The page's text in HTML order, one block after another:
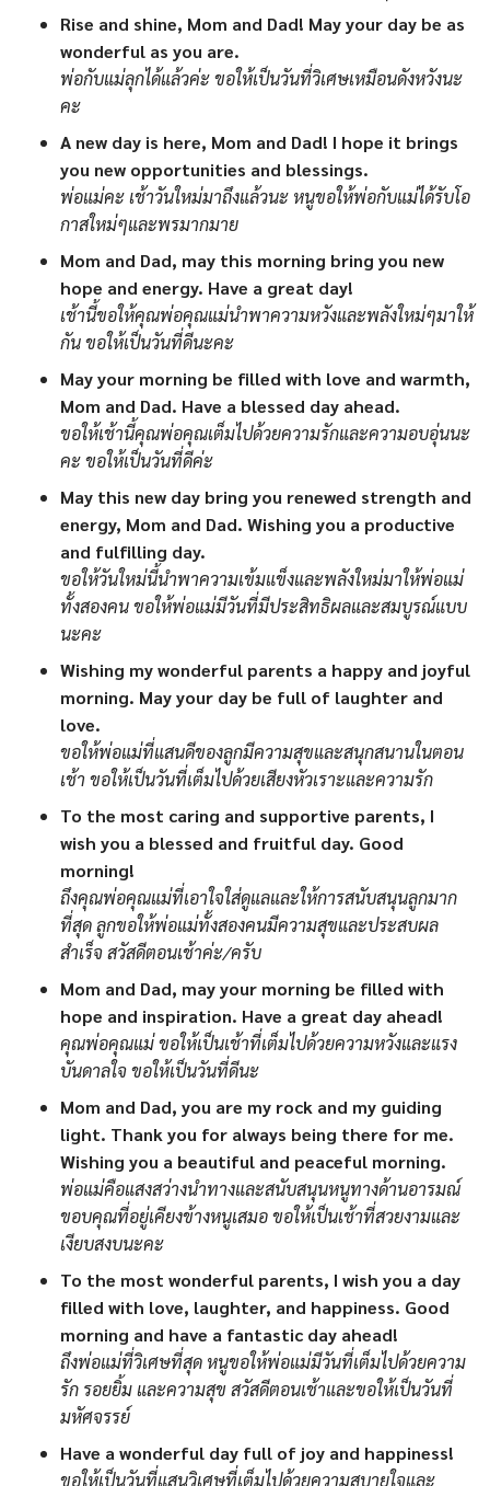
Rise and shine, Mom and Dad! May your day be as
wonderful as you are.
พ่อกับแม่ลุกได้แล้วค่ะ ขอให้เป็นวันที่วิเศษเหมือนดังหวังนะ
คะ
A new day is here, Mom and Dad! I hope it brings
you new opportunities and blessings.
พ่อแม่คะ เช้าวันใหม่มาถึงแล้วนะ หนูขอให้พ่อกับแม่ได้รับโอ
กาสใหม่ๆและพรมากมาย
Mom and Dad, may this morning bring you new
hope and energy. Have a great day!
เช้านี้ขอให้คุณพ่อคุณแม่นำพาความหวังและพลังใหม่ๆมาให้
กัน ขอให้เป็นวันที่ดีนะคะ
May your morning be filled with love and warmth,
Mom and Dad. Have a blessed day ahead.
ขอให้เช้านี้คุณพ่อคุณเต็มไปด้วยความรักและความอบอุ่นนะ
คะ ขอให้เป็นวันที่ดีค่ะ
May this new day bring you renewed strength and
energy, Mom and Dad. Wishing you a productive
and fulfilling day.
ขอให้วันใหม่นี้นำพาความเข้มแข็งและพลังใหม่มาให้พ่อแม่
ทั้งสองคน ขอให้พ่อแม่มีวันที่มีประสิทธิผลและสมบูรณ์แบบ
นะคะ
Wishing my wonderful parents a happy and joyful
morning. May your day be full of laughter and
love.
ขอให้พ่อแม่ที่แสนดีของลูกมีความสุขและสนุกสนานในตอน
เช้า ขอให้เป็นวันที่เต็มไปด้วยเสียงหัวเราะและความรัก
To the most caring and supportive parents, I
wish you a blessed and fruitful day. Good
morning!
ถึงคุณพ่อคุณแม่ที่เอาใจใส่ดูแลและให้การสนับสนุนลูกมาก
ที่สุด ลูกขอให้พ่อแม่ทั้งสองคนมีความสุขและประสบผล
สำเร็จ สวัสดีตอนเช้าค่ะ/ครับ
Mom and Dad, may your morning be filled with
hope and inspiration. Have a great day ahead!
คุณพ่อคุณแม่ ขอให้เป็นเช้าที่เต็มไปด้วยความหวังและแรง
บันดาลใจ ขอให้เป็นวันที่ดีนะ
Mom and Dad, you are my rock and my guiding
light. Thank you for always being there for me.
Wishing you a beautiful and peaceful morning.
พ่อแม่คือแสงสว่างนำทางและสนับสนุนหนูทางด้านอารมณ์
ขอบคุณที่อยู่เคียงข้างหนูเสมอ ขอให้เป็นเช้าที่สวยงามและ
เงียบสงบนะคะ
To the most wonderful parents, I wish you a day
filled with love, laughter, and happiness. Good
morning and have a fantastic day ahead!
ถึงพ่อแม่ที่วิเศษที่สุด หนูขอให้พ่อแม่มีวันที่เต็มไปด้วยความ
รัก รอยยิ้ม และความสุข สวัสดีตอนเช้าและขอให้เป็นวันที่
มหัศจรรย์
Have a wonderful day full of joy and happiness!
ขอให้เป็นวันที่แสนวิเศษที่เต็มไปด้วยความสบายใจและ